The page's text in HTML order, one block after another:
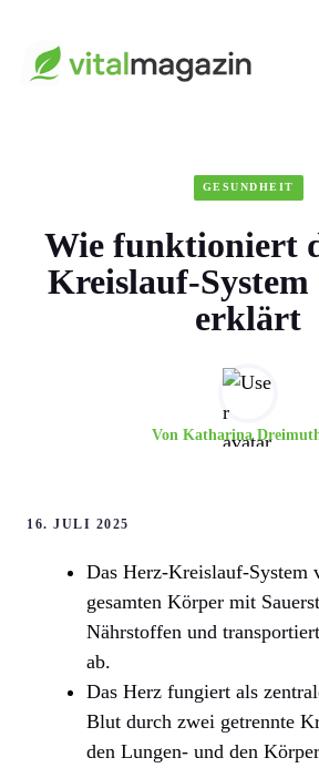
Inhalt
GESUNDHEIT
Wie funktioniert
Kreislauf-System
erklärt
Von Katharina
16. JULI 2025
Das Herz-Kreislauf-System
gesamten Körper mit
Nährstoffen und
ab.
Das Herz fungiert als
Blut durch zwei getrennte
den Lungen- und den